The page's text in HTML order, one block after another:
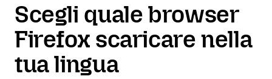
Scegli quale browser
Firefox scaricare nella
tua lingua